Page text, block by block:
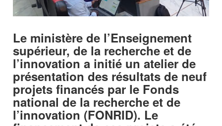
Le ministère de l’Enseignement
supérieur, de la recherche et de
l’innovation a initié un atelier de
présentation des résultats de neuf
projets financés par le Fonds
national de la recherche et de
l’innovation (FONRID). Le